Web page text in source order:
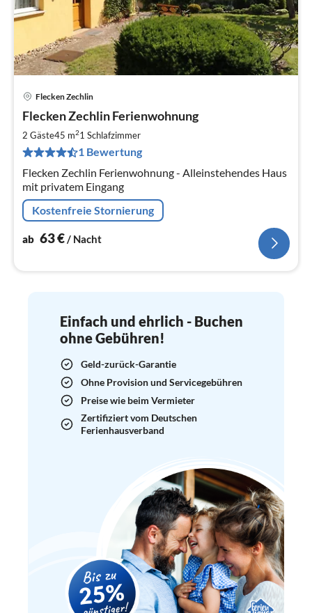
Flecken Zechlin
Flecken Zechlin Ferienwohnung
2 Gäste45 m21 Schlafzimmer
1 Bewertung
Flecken Zechlin Ferienwohnung - Alleinstehendes Haus
mit privatem Eingang
Kostenfreie Stornierung
ab 63€/ Nacht
Einfach und ehrlich - Buchen
ohne Gebühren!
Geld-zurück-Garantie
Ohne Provision und Servicegebühren
Preise wie beim Vermieter
Zertifiziert vom Deutschen
Ferienhausverband